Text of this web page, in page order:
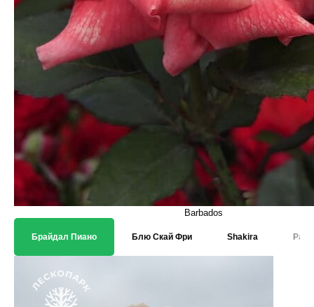
Barbados
Брайдал Пиано Блю Скай Фри Shakira